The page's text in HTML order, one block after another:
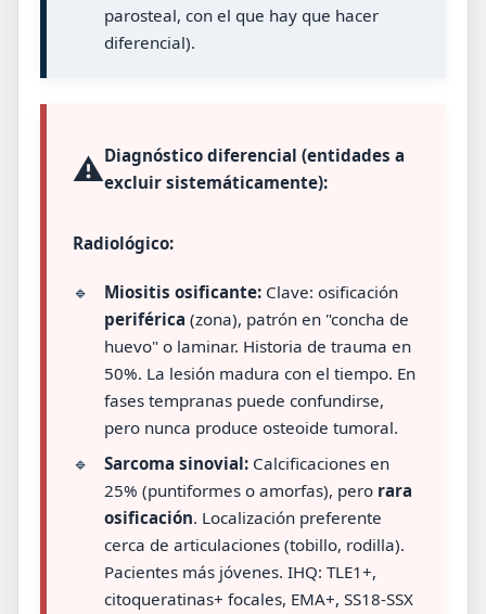
parosteal, con el que hay que hacer
diferencial).
⚠️Diagnóstico diferencial (entidades a
excluir sistemáticamente):
Radiológico:
🔹 Miositis osificante:Clave: osificación
periférica (zona), patrón en "concha de
huevo" o laminar. Historia de trauma en
50%. La lesión madura con el tiempo. En
fases tempranas puede confundirse,
pero nunca produce osteoide tumoral.
🔹
Sarcoma sinovial:Calcificaciones en
25% (puntiformes o amorfas), pero rara
osificación. Localización preferente
cerca de articulaciones (tobillo, rodilla).
Pacientes más jóvenes. IHQ: TLE1+,
citoqueratinas+ focales, EMA+, SS18-SSX